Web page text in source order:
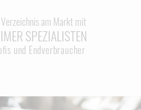
am Markt mit
SPEZIALISTEN
und Endverbraucher